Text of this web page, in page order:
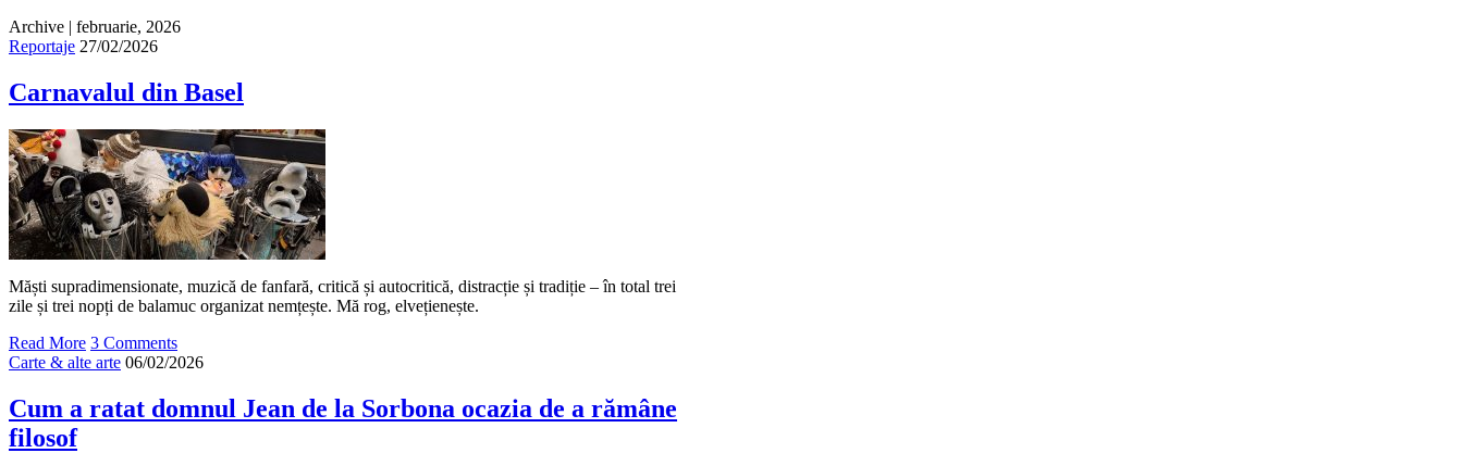
Archive | februarie, 2026
Reportaje 27/02/2026
Carnavalul din Basel
Măști supradimensionate, muzică de fanfară, critică și autocritică, distracție și tradiție – în total trei
zile și trei nopți de balamuc organizat nemțește. Mă rog, elvețienește.
Read More 3 Comments
Carte & alte arte 06/02/2026
Cum a ratat domnul Jean de la Sorbona ocazia de a rămâne
filosof